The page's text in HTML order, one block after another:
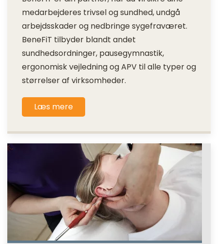
medarbejderes trivsel og sundhed, undgå
arbejdsskader og nedbringe sygefraværet.
BeneFiT tilbyder blandt andet
sundhedsordninger, pausegymnastik,
ergonomisk vejledning og APV til alle typer og
størrelser af virksomheder.
Læs mere